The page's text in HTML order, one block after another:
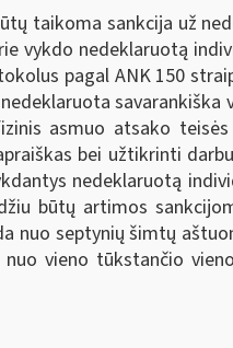
taikoma sankcija už
vykdo nedeklaruotą
pagal ANK 150
savarankiška
asmuo atsako
bei užtikrinti
nedeklaruotą
būtų artimos
nuo septynių šimtų
vieno tūkstančio